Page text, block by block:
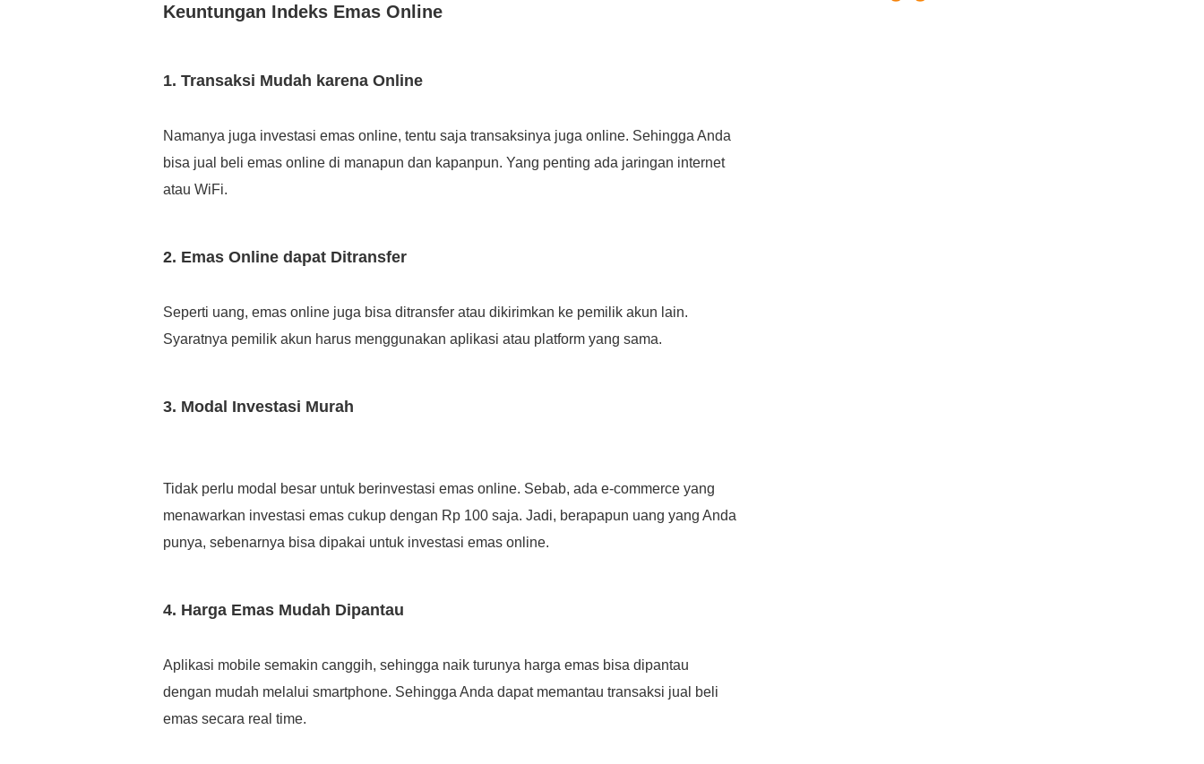
Keuntungan Indeks Emas Online
1. Transaksi Mudah karena Online
Namanya juga investasi emas online, tentu saja transaksinya juga online. Sehingga Anda
bisa jual beli emas online di manapun dan kapanpun. Yang penting ada jaringan internet
atau WiFi.
2. Emas Online dapat Ditransfer
Seperti uang, emas online juga bisa ditransfer atau dikirimkan ke pemilik akun lain.
Syaratnya pemilik akun harus menggunakan aplikasi atau platform yang sama.
3. Modal Investasi Murah
Tidak perlu modal besar untuk berinvestasi emas online. Sebab, ada e-commerce yang
menawarkan investasi emas cukup dengan Rp 100 saja. Jadi, berapapun uang yang Anda
punya, sebenarnya bisa dipakai untuk investasi emas online.
4. Harga Emas Mudah Dipantau
Aplikasi mobile semakin canggih, sehingga naik turunya harga emas bisa dipantau
dengan mudah melalui smartphone. Sehingga Anda dapat memantau transaksi jual beli
emas secara real time.